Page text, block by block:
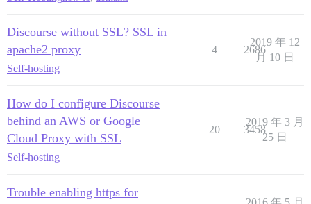
Discourse without SSL? SSL in
apache2 proxy
Self-hosting
4 2686
2019 年 12
月 10 日
How do I configure Discourse
behind an AWS or Google
Cloud Proxy with SSL
Self-hosting
20 3458
2019 年 3 月
25 日
Trouble enabling https for